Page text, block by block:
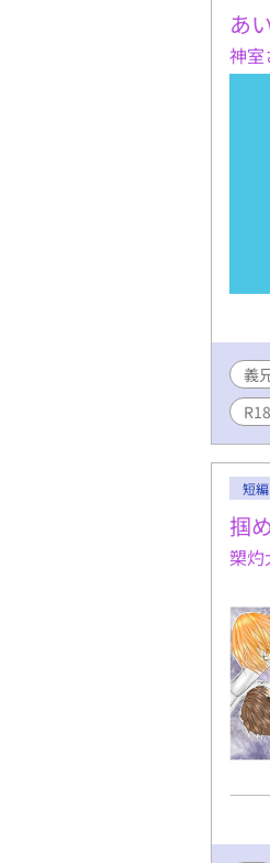
あ
神室
義
短編
掴
槊灼